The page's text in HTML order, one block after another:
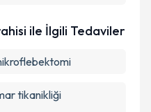
ile İlgili Tedaviler
tikanikliği